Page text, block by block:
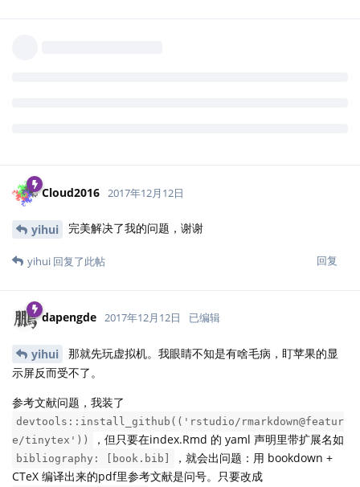
Cloud2016 2017年12月12日
yihui 完美解决了我的问题，谢谢
回复
yihui 回复了此帖
dapengde 2017年12月12日 已编辑
yihui
那就先玩虚拟机。我眼睛不知是有啥毛病，盯苹果的显
示屏反而受不了。
参考文献问题，我装了
devtools::install_github(('rstudio/rmarkdown@featur
e/tinytex'))
，但只要在index.Rmd 的 yaml 声明里带扩展名如
bibliography: [book.bib]
，就会出问题：用 bookdown +
CTeX 编译出来的pdf里参考文献是问号。只要改成